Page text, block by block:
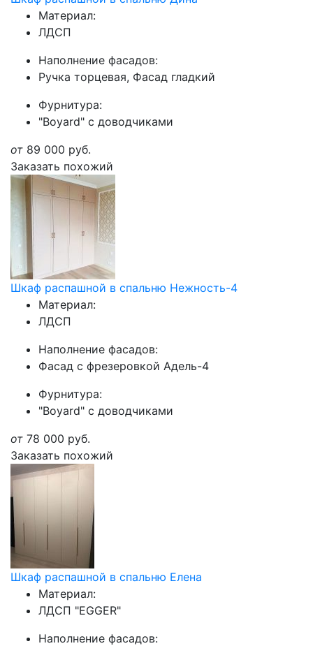
Материал:
ЛДСП
Наполнение фасадов:
Ручка торцевая, Фасад гладкий
Фурнитура:
"Boyard" с доводчиками
от 89 000 руб.
Заказать похожий
Шкаф распашной в спальню Нежность-4
Материал:
ЛДСП
Наполнение фасадов:
Фасад с фрезеровкой Адель-4
Фурнитура:
"Boyard" с доводчиками
от 78 000 руб.
Заказать похожий
Шкаф распашной в спальню Елена
Материал:
ЛДСП "EGGER"
Наполнение фасадов: